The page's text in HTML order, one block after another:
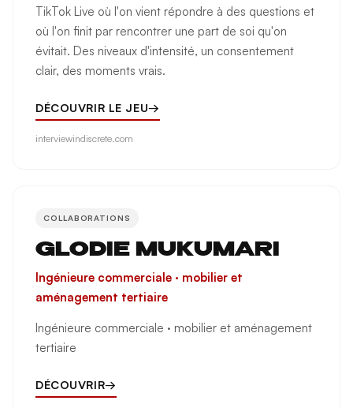
TikTok Live où l'on vient répondre à des questions et
où l'on finit par rencontrer une part de soi qu'on
évitait. Des niveaux d'intensité, un consentement
clair, des moments vrais.
DÉCOUVRIR LE JEU→
interviewindiscrete.com
COLLABORATIONS
GLODIE MUKUMARI
Ingénieure commerciale · mobilier et
aménagement tertiaire
Ingénieure commerciale · mobilier et aménagement
tertiaire
DÉCOUVRIR→